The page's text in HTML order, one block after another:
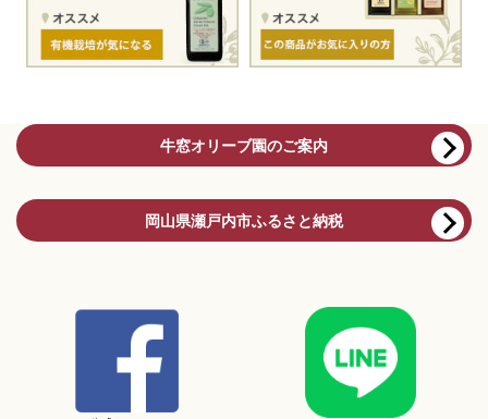
牛窓オリーブ園のご案内
岡山県瀬戸内市ふるさと納税